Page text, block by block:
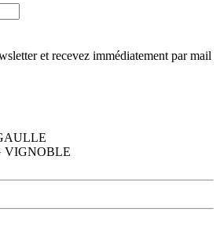
et recevez immédiatement par mail
VIGNOBLE